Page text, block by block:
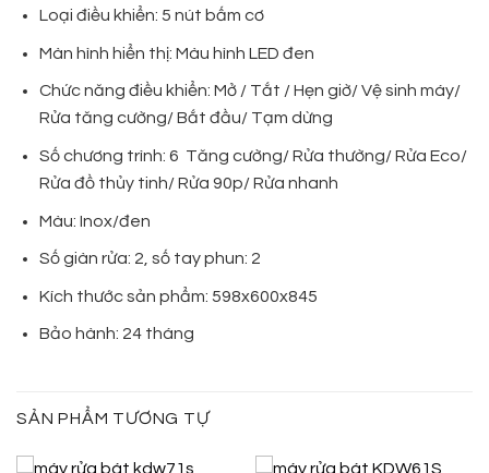
Loại điều khiển: 5 nút bấm cơ
Màn hình hiển thị: Màu hình LED đen
Chức năng điều khiển: Mở / Tắt / Hẹn giờ/ Vệ sinh máy/
Rửa tăng cường/ Bắt đầu/ Tạm dừng
Số chương trình: 6 Tăng cường/ Rửa thường/ Rửa Eco/
Rửa đồ thủy tinh/ Rửa 90p/ Rửa nhanh
Màu: Inox/đen
Số giàn rửa: 2, số tay phun: 2
Kích thước sản phẩm: 598x600x845
Bảo hành: 24 tháng
SẢN PHẨM TƯƠNG TỰ